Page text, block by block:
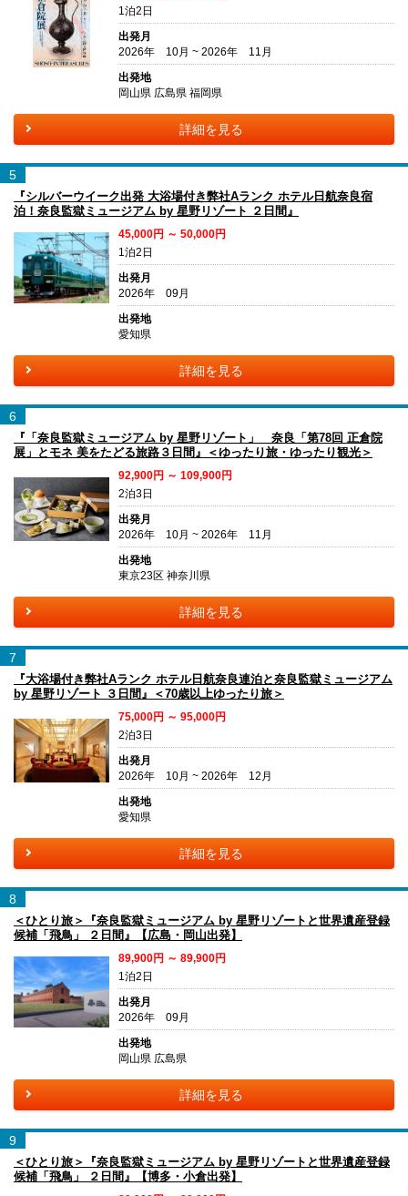
1泊2日
出発月
2026年 10月 ~ 2026年 11月
出発地
岡山県 広島県 福岡県
詳細を見る
5
『シルバーウイーク出発 大浴場付き弊社Aランク ホテル日航奈良宿
泊！奈良監獄ミュージアム by 星野リゾート ２日間』
45,000円 ～ 50,000円
1泊2日
出発月
2026年 09月
出発地
愛知県
詳細を見る
6
『「奈良監獄ミュージアム by 星野リゾート」 奈良「第78回 正倉院
展」とモネ 美をたどる旅路３日間』＜ゆったり旅・ゆったり観光＞
92,900円 ～ 109,900円
2泊3日
出発月
2026年 10月 ~ 2026年 11月
出発地
東京23区 神奈川県
詳細を見る
7
『大浴場付き弊社Aランク ホテル日航奈良連泊と奈良監獄ミュージアム
by 星野リゾート ３日間』＜70歳以上ゆったり旅＞
75,000円 ～ 95,000円
2泊3日
出発月
2026年 10月 ~ 2026年 12月
出発地
愛知県
詳細を見る
8
＜ひとり旅＞『奈良監獄ミュージアム by 星野リゾートと世界遺産登録
候補「飛鳥」 ２日間』【広島・岡山出発】
89,900円 ～ 89,900円
1泊2日
出発月
2026年 09月
出発地
岡山県 広島県
詳細を見る
9
＜ひとり旅＞『奈良監獄ミュージアム by 星野リゾートと世界遺産登録
候補「飛鳥」 ２日間』【博多・小倉出発】